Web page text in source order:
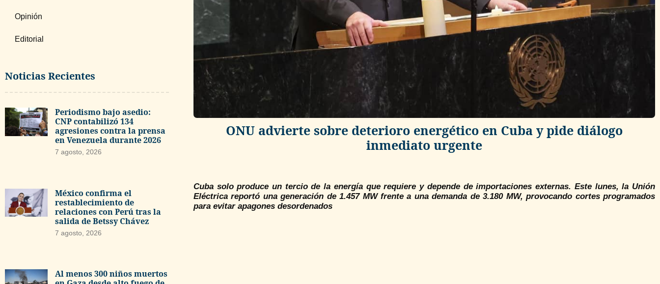
Opinión
Editorial
Noticias Recientes
Periodismo bajo asedio:
CNP contabilizó 134
agresiones contra la prensa
en Venezuela durante 2026
7 agosto, 2026
México confirma el
restablecimiento de
relaciones con Perú tras la
salida de Betssy Chávez
7 agosto, 2026
Al menos 300 niños muertos
ONU advierte sobre deterioro energético en Cuba y pide diálogo
inmediato urgente
Cuba solo produce un tercio de la energía que requiere y depende de importaciones externas. Este lunes, la Unión
Eléctrica reportó una generación de 1.457 MW frente a una demanda de 3.180 MW, provocando cortes programados
para evitar apagones desordenados